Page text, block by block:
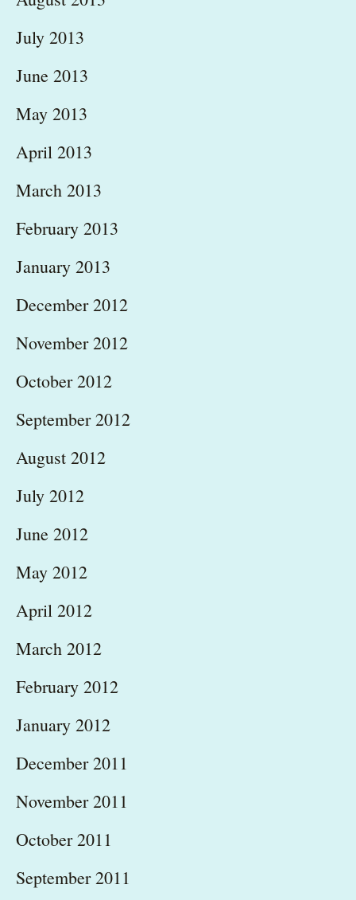
July 2013
June 2013
May 2013
April 2013
March 2013
February 2013
January 2013
December 2012
November 2012
October 2012
September 2012
August 2012
July 2012
June 2012
May 2012
April 2012
March 2012
February 2012
January 2012
December 2011
November 2011
October 2011
September 2011